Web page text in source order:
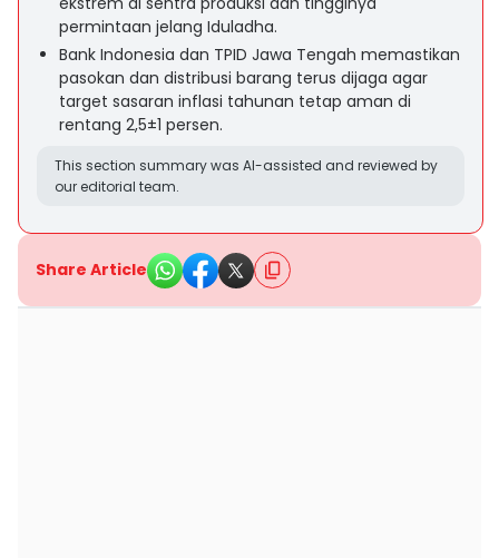
permintaan jelang Iduladha.
Bank Indonesia dan TPID Jawa Tengah memastikan
pasokan dan distribusi barang terus dijaga agar
target sasaran inflasi tahunan tetap aman di
rentang 2,5±1 persen.
This section summary was AI-assisted and reviewed by
our editorial team.
Share Article